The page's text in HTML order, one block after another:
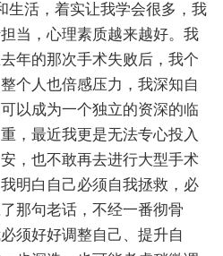
活，着实让我学会很多，我
当，心理素质越来越好。我
年的那次手术失败后，我个
个人也倍感压力，我深知自
以成为一个独立的资深的临
，最近我更是无法专心投入
，也不敢再去进行大型手术
明白自己必须自我拯救，必
那句老话，不经一番彻骨
须好好调整自己、提升自